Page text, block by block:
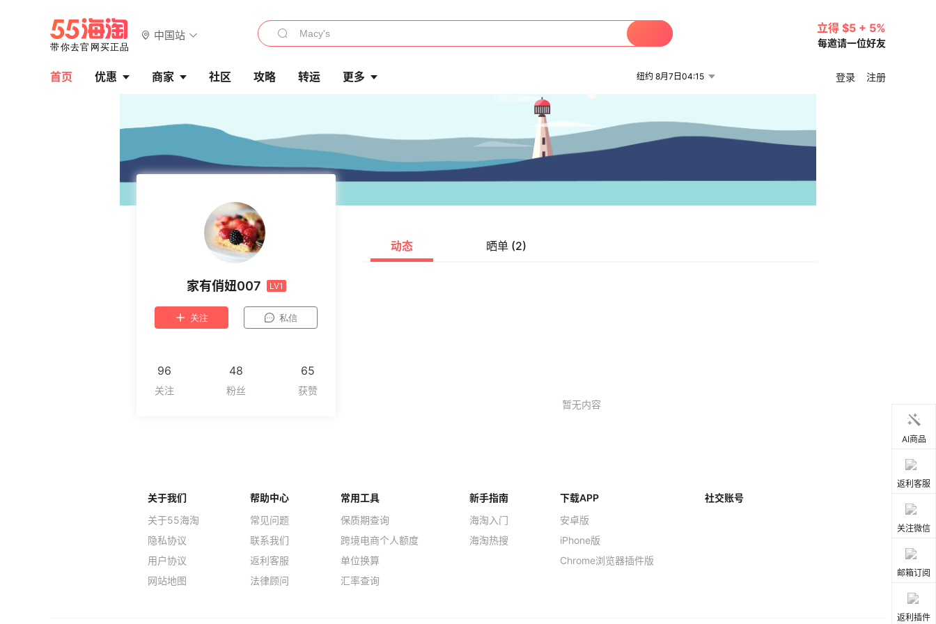
中国站
立得 $5 + 5%
每邀请一位好友
首页 优惠 商家 社区 攻略 转运 更多 纽约 8月7日04:15 登录 注册
家有俏妞007 LV1
关注 私信
96 48 65
动态 晒单 (2)
AI商品
返利客服
关注微信
邮箱订阅
返利插件
关于我们
关于55海淘
隐私协议
用户协议
网站地图
帮助中心
常见问题
联系我们
返利客服
法律顾问
常用工具
保质期查询
跨境电商个人额度
单位换算
汇率查询
新手指南
海淘入门
海淘热搜
下载APP
安卓版
iPhone版
Chrome浏览器插件版
社交账号